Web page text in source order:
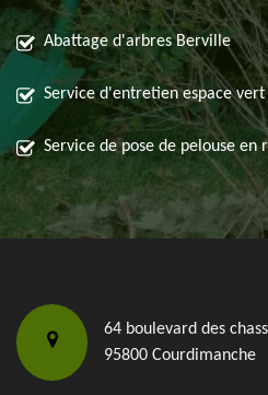
Abattage d'arbres Berville
Service d'entretien espace
Service de pose de pelouse en
64 boulevard des
95800 Courdimanche